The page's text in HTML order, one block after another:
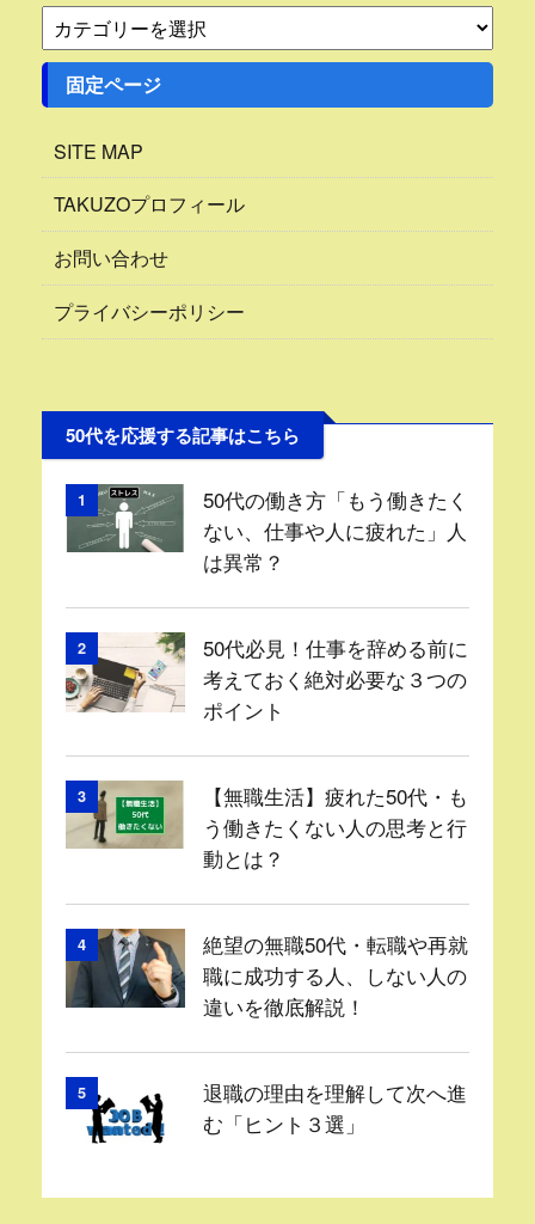
固定ページ
SITE MAP
TAKUZOプロフィール
お問い合わせ
プライバシーポリシー
50代を応援する記事はこちら
1
50代の働き方「もう働きたく
ない、仕事や人に疲れた」人
は異常？
2
50代必見！仕事を辞める前に
考えておく絶対必要な３つの
ポイント
3
【無職生活】疲れた50代・も
う働きたくない人の思考と行
動とは？
4
絶望の無職50代・転職や再就
職に成功する人、しない人の
違いを徹底解説！
5
退職の理由を理解して次へ進
む「ヒント３選」